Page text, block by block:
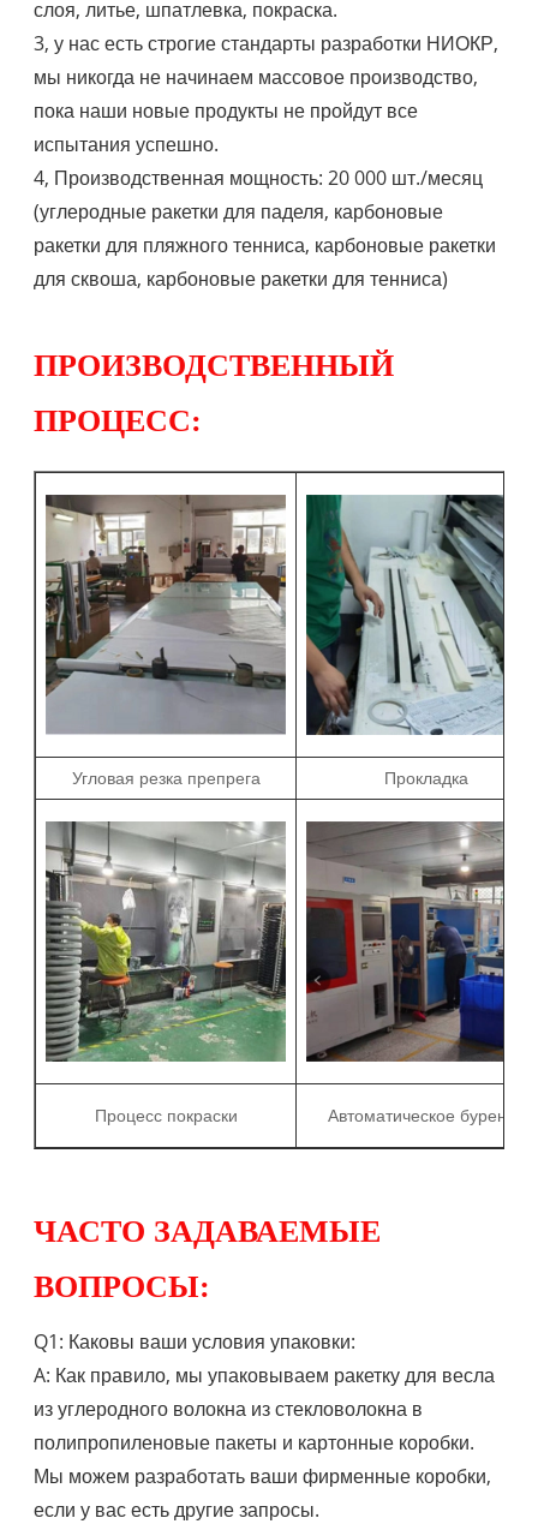
слоя, литье, шпатлевка, покраска.
3, у нас есть строгие стандарты разработки НИОКР,
мы никогда не начинаем массовое производство,
пока наши новые продукты не пройдут все
испытания успешно.
4, Производственная мощность: 20 000 шт./месяц
(углеродные ракетки для паделя, карбоновые
ракетки для пляжного тенниса, карбоновые ракетки
для сквоша, карбоновые ракетки для тенниса)
ПРОИЗВОДСТВЕННЫЙ
ПРОЦЕСС:
Угловая резка препрега Прокладка
Процесс покраски Автоматическое бурение
ЧАСТО ЗАДАВАЕМЫЕ
ВОПРОСЫ:
Q1: Каковы ваши условия упаковки:
A: Как правило, мы упаковываем ракетку для весла
из углеродного волокна из стекловолокна в
полипропиленовые пакеты и картонные коробки.
Мы можем разработать ваши фирменные коробки,
если у вас есть другие запросы.